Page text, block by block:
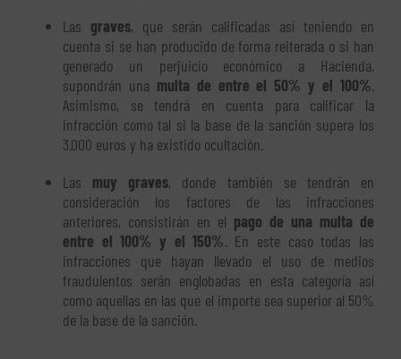
Las graves, que serán calificadas así teniendo en
cuenta si se han producido de forma reiterada o si han
generado un perjuicio económico a Hacienda,
supondrán una multa de entre el 50% y el 100%.
Asimismo, se tendrá en cuenta para calificar la
infracción como tal si la base de la sanción supera los
3.000 euros y ha existido ocultación.
Las muy graves, donde también se tendrán en
consideración los factores de las infracciones
anteriores, consistirán en el pago de una multa de
entre el 100% y el 150%. En este caso todas las
infracciones que hayan llevado el uso de medios
fraudulentos serán englobadas en esta categoría así
como aquellas en las que el importe sea superior al 50%
de la base de la sanción.